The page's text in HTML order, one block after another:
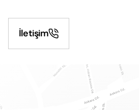
İletişim